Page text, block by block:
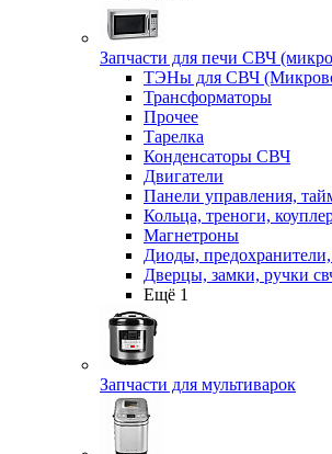
Запчасти для печи СВЧ
ТЭНы для СВЧ
Трансформаторы
Прочее
Тарелка
Конденсаторы СВЧ
Двигатели
Панели управления,
Кольца, треноги,
Магнетроны
Диоды,
Дверцы, замки, ручки
Ещё 1
Запчасти для мультиварок